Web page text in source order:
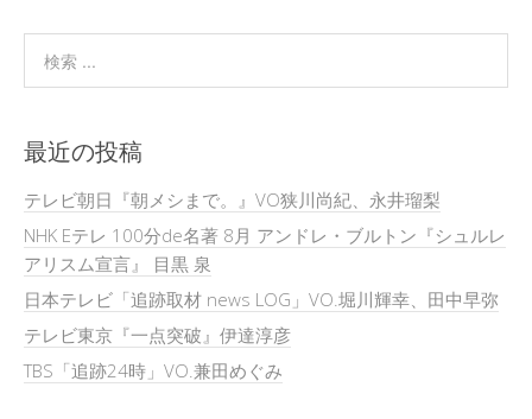
最近の投稿
テレビ朝日『朝メシまで。』VO狭川尚紀、永井瑠梨
NHK Eテレ 100分de名著 8月 アンドレ・ブルトン『シュルレ
アリスム宣言』 目黒 泉
日本テレビ「追跡取材 news LOG」VO.堀川輝幸、田中早弥
テレビ東京『一点突破』伊達淳彦
TBS「追跡24時」VO.兼田めぐみ